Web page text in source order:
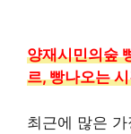
양재시민의숲
르, 빵나오는
최근에 많은